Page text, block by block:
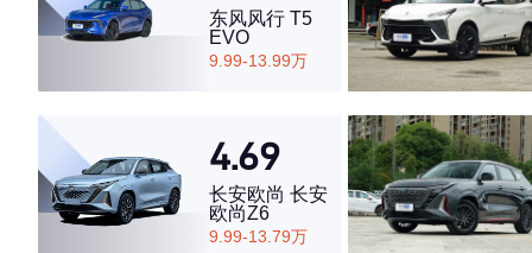
东风风行 T5
EVO
9.99-13.99万
4.69
长安欧尚 长安
欧尚Z6
9.99-13.79万